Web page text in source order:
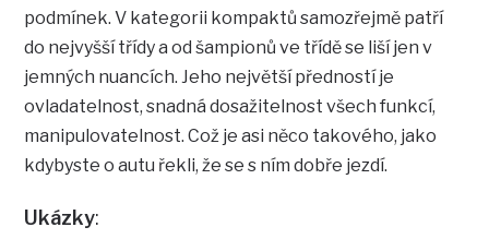
podmínek. V kategorii kompaktů samozřejmě patří
do nejvyšší třídy a od šampionů ve třídě se liší jen v
jemných nuancích. Jeho největší předností je
ovladatelnost, snadná dosažitelnost všech funkcí,
manipulovatelnost. Což je asi něco takového, jako
kdybyste o autu řekli, že se s ním dobře jezdí.
Ukázky: